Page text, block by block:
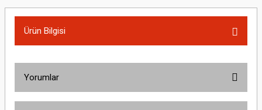
Ürün Bilgisi
Yorumlar